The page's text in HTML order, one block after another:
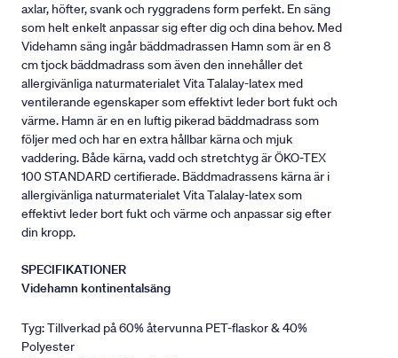
axlar, höfter, svank och ryggradens form perfekt. En säng
som helt enkelt anpassar sig efter dig och dina behov. Med
Videhamn säng ingår bäddmadrassen Hamn som är en 8
cm tjock bäddmadrass som även den innehåller det
allergivänliga naturmaterialet Vita Talalay-latex med
ventilerande egenskaper som effektivt leder bort fukt och
värme. Hamn är en en luftig pikerad bäddmadrass som
följer med och har en extra hållbar kärna och mjuk
vaddering. Både kärna, vadd och stretchtyg är ÖKO-TEX
100 STANDARD certifierade. Bäddmadrassens kärna är i
allergivänliga naturmaterialet Vita Talalay-latex som
effektivt leder bort fukt och värme och anpassar sig efter
din kropp.
SPECIFIKATIONER
Videhamn kontinentalsäng
Tyg: Tillverkad på 60% återvunna PET-flaskor & 40%
Polyester